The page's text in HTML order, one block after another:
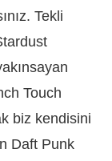
Tekli
Touch
biz kendisini
Daft Punk